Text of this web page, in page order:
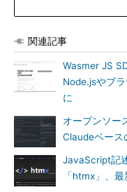
関連記事
Wasmer JS
Node.jsやブ
に
オープンソー
Claudeベース
JavaScript記
「htmx」、